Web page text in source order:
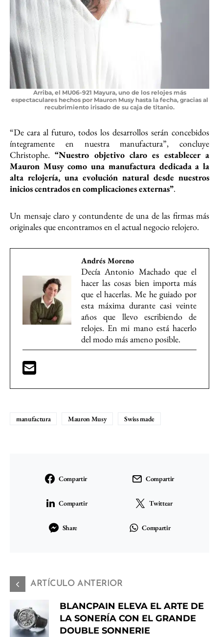
Arriba, el MU06-921 Mayura, uno de los relojes más
espectaculares hechos por Mauron Musy hasta la fecha, gracias al
recubrimiento irisado de su caja de titanio.
“De cara al futuro, todos los desarrollos serán concebidos
íntegramente en nuestra manufactura”, concluye
Christophe.“Nuestro objetivo claro es establecer a
Mauron Musy como una manufactura dedicada a la
alta relojería, una evolución natural desde nuestros
inicios centrados en complicaciones externas”.
Un mensaje claro y contundente de una de las firmas más
originales que encontramos en el actual negocio relojero.
Andrés Moreno
Decía Antonio Machado que el
hacer las cosas bien importa más
que el hacerlas. Me he guiado por
esta máxima durante casi veinte
años que llevo escribiendo de
relojes. En mi mano está hacerlo
del modo más ameno posible.
manufactura Mauron Musy Swiss made
Compartir Compartir
Compartir Twittear
Share Compartir
ARTÍCULO ANTERIOR
BLANCPAIN ELEVA EL ARTE DE
LA SONERÍA CON EL GRANDE
DOUBLE SONNERIE